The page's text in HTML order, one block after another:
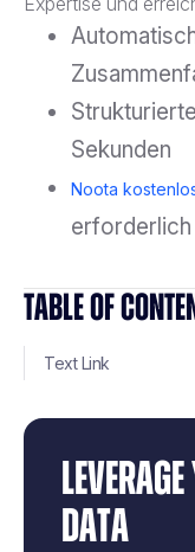
TABLE OF
Text Link
DATA
Sekunden
Noota
erforderlich